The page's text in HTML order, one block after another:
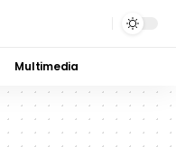
Multimedia